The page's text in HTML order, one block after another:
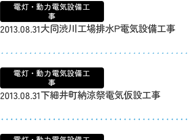
電灯・動力電気設備工
事
2013.08.31大同渋川工場排水P電気設備工事
電灯・動力電気設備工
事
2013.08.31下細井町納涼祭電気仮設工事